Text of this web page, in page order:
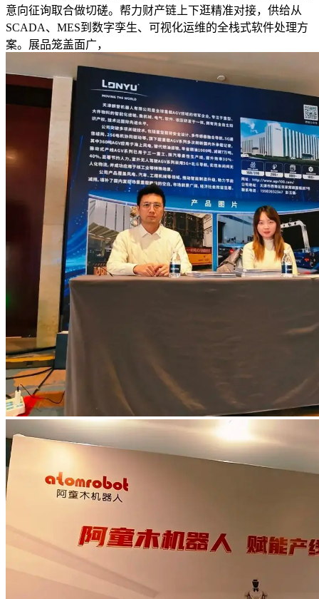
意向征询取合做切磋。帮力财产链上下逛精准对接，供给从
SCADA、MES到数字孪生、可视化运维的全栈式软件处理方
案。展品笼盖面广，